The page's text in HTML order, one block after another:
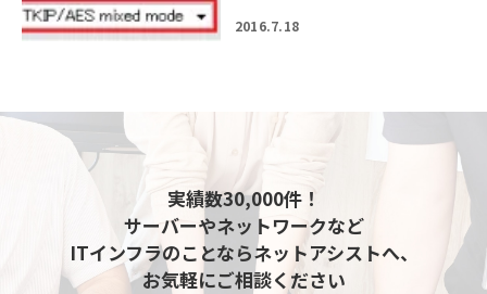
2016.7.18
実績数30,000件！
サーバーやネットワークなど
ITインフラのことならネットアシストへ、
お気軽にご相談ください